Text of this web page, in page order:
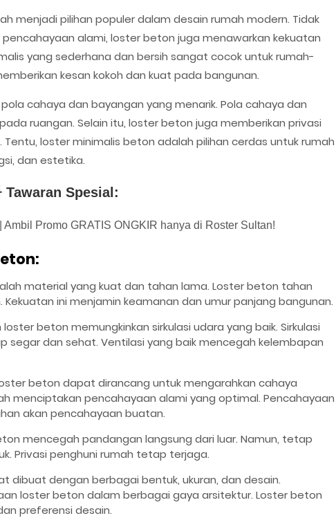
menjadi pilihan populer dalam desain rumah modern. Tidak
alami, loster beton juga menawarkan kekuatan
yang sederhana dan bersih sangat cocok untuk rumah-
kesan kokoh dan kuat pada bangunan.
cahaya dan bayangan yang menarik. Pola cahaya dan
ruangan. Selain itu, loster beton juga memberikan privasi
loster minimalis beton adalah pilihan cerdas untuk rumah
dan estetika.
Tawaran Spesial:
| Ambil Promo GRATIS ONGKIR hanya di Roster Sultan!
material yang kuat dan tahan lama. Loster beton tahan
ini menjamin keamanan dan umur panjang bangunan.
loster beton memungkinkan sirkulasi udara yang baik. Sirkulasi
segar dan sehat. Ventilasi yang baik mencegah kelembapan
beton dapat dirancang untuk mengarahkan cahaya
menciptakan pencahayaan alami yang optimal. Pencahayaan
akan pencahayaan buatan.
mencegah pandangan langsung dari luar. Namun, tetap
Privasi penghuni rumah tetap terjaga.
dibuat dengan berbagai bentuk, ukuran, dan desain.
loster beton dalam berbagai gaya arsitektur. Loster beton
preferensi desain.